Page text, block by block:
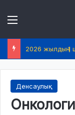
Денсаулық